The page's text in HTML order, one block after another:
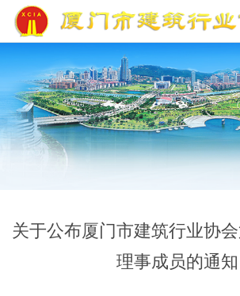
关于公布厦门市建筑行业协
理事成员的通知